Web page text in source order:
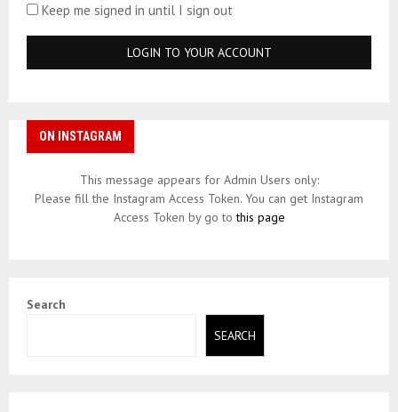
Keep me signed in until I sign out
ON INSTAGRAM
This message appears for Admin Users only:
Please fill the Instagram Access Token. You can get Instagram
Access Token by go tothis page
Search
SEARCH